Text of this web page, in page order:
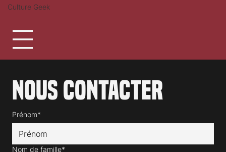
Culture Geek
Nous contacter
Prénom*
Nom de famille*